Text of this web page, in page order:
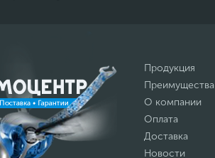
Продукция
Преимущества
О компании
Оплата
Доставка
Новости